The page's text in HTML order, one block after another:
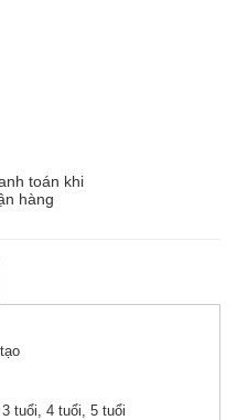
toán khi
hàng
tuổi, 4 tuổi, 5 tuổi